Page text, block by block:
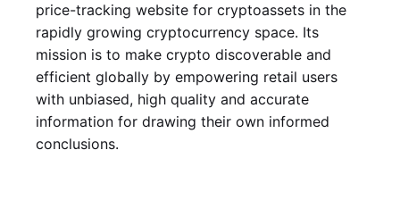
price-tracking website for cryptoassets in the
rapidly growing cryptocurrency space. Its
mission is to make crypto discoverable and
efficient globally by empowering retail users
with unbiased, high quality and accurate
information for drawing their own informed
conclusions.